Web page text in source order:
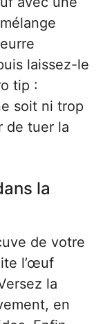
laissez-le
tip :
soit ni trop
de tuer la
la
de votre
l’œuf
la
en